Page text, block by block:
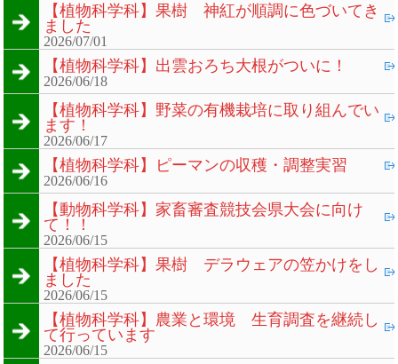
【植物科学科】果樹 神紅が順調に色づいてき
ました
2026/07/01
【植物科学科】出雲おろち大根がついに！
2026/06/18
【植物科学科】野菜の有機栽培に取り組んでい
ます！
2026/06/17
【植物科学科】ピーマンの収穫・調整実習
2026/06/16
【動物科学科】家畜審査競技会県大会に向け
て！！
2026/06/15
【植物科学科】果樹 デラウェアの笠かけをし
ました
2026/06/15
【植物科学科】農業と環境 生育調査を継続し
て行っています
2026/06/15